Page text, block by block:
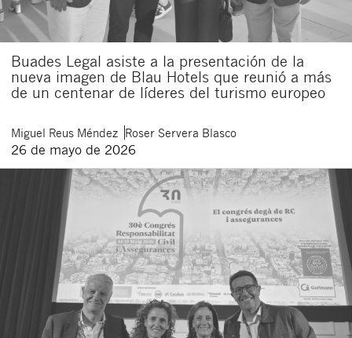
Buades Legal asiste a la presentación de la
nueva imagen de Blau Hotels que reunió a más
de un centenar de líderes del turismo europeo
Miguel Reus Méndez Roser Servera Blasco
26 de mayo de 2026